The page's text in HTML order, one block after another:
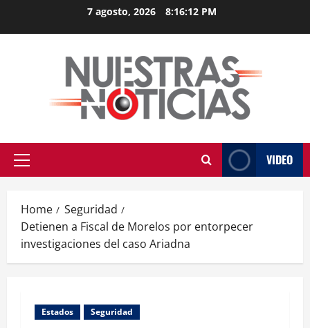
7 agosto, 2026 8:16:13 PM
Primary
VIDEO
Home
Seguridad
Detienen a Fiscal de Morelos por entorpecer
investigaciones del caso Ariadna
Estados Seguridad